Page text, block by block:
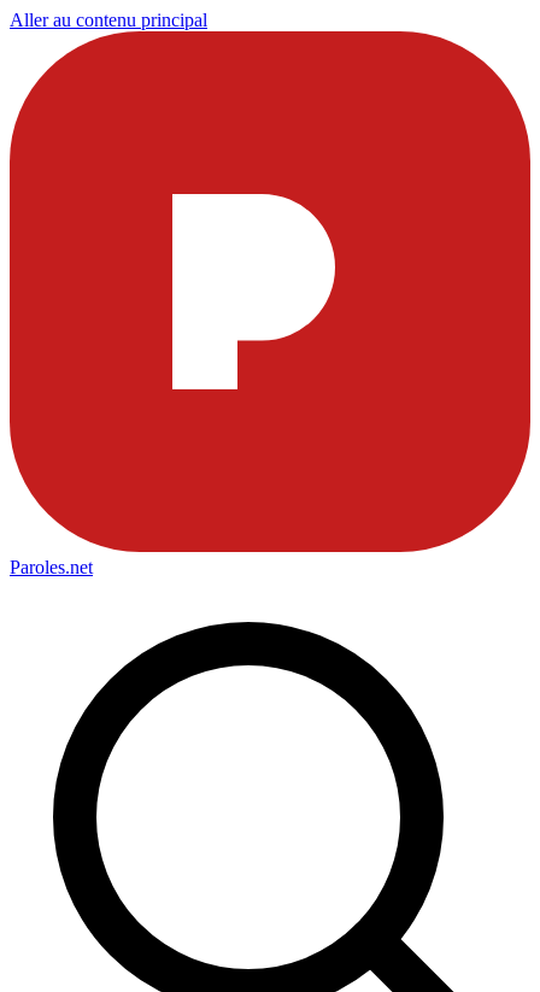
Aller au contenu principal
Paroles.net